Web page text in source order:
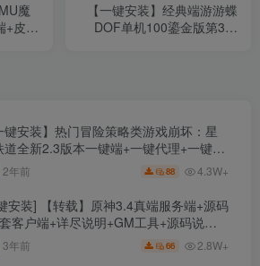
魔
+皮肤
【一键安装】经典端游游蝶
DOF单机100鎏金版第3版
键安装】热门冒险策略类游戏崩坏：星
道全新2.3版本一键端+一键代理+一键启
虚拟机
2年前 88 4.3W+
安装] 【转载】原神3.4真端服务端+源码
客户端+详尽说明+GM工具+源码说明
3年前 66 2.8W+